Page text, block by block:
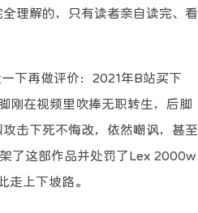
理解的，只有读者亲自读完、看
下再做评价：2021年B站买下
刚在视频里吹捧无职转生，后脚
击下死不悔改，依然嘲讽，甚至
了这部作品并处罚了Lex 2000w
走上下坡路。